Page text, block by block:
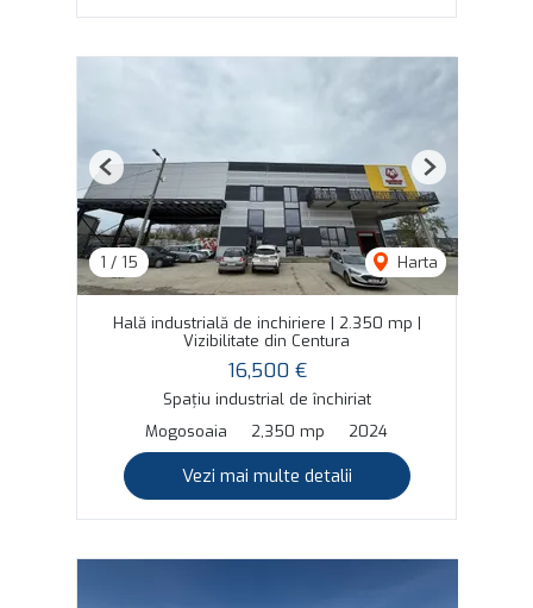
1 / 15 Harta
Previous Next
Hală industrială de inchiriere | 2.350 mp |
Vizibilitate din Centura
16,500 €
Spațiu industrial de închiriat
Mogosoaia
2,350 mp 2024
Vezi mai multe detalii